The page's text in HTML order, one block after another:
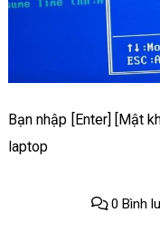
Bạn nhập [Enter] [Mật
laptop
0 Bình